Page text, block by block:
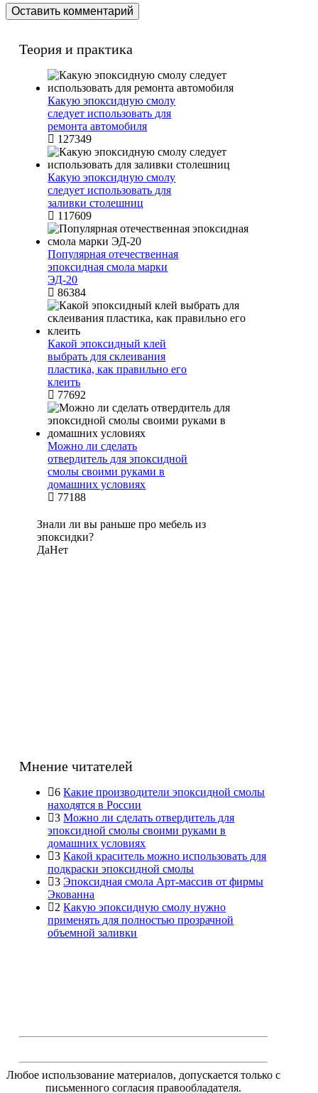
Теория и практика
Какую эпоксидную смолу
следует использовать для
ремонта автомобиля
127349
Какую эпоксидную смолу
следует использовать для
заливки столешниц
117609
Популярная отечественная
эпоксидная смола марки
ЭД-20
86384
Какой эпоксидный клей
выбрать для склеивания
пластика, как правильно его
клеить
77692
Можно ли сделать
отвердитель для эпоксидной
смолы своими руками в
домашних условиях
77188
Знали ли вы раньше про мебель из
эпоксидки?
ДаНет
Мнение читателей
6 Какие производители эпоксидной смолы
находятся в России
3 Можно ли сделать отвердитель для
эпоксидной смолы своими руками в
домашних условиях
3 Какой краситель можно использовать для
подкраски эпоксидной смолы
3 Эпоксидная смола Арт-массив от фирмы
Экованна
2 Какую эпоксидную смолу нужно
применять для полностью прозрачной
объемной заливки
Любое использование материалов, допускается только с
письменного согласия правообладателя.